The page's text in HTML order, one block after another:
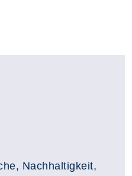
Nachhaltigkeit,